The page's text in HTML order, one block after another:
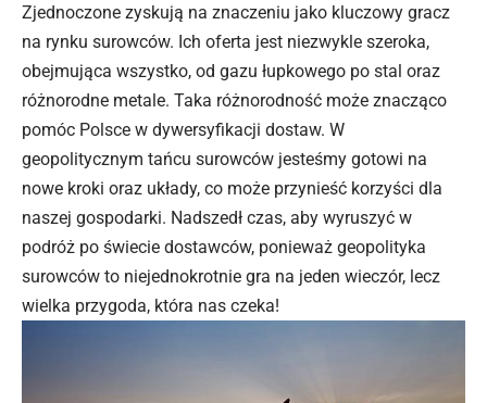
Zjednoczone zyskują na znaczeniu jako kluczowy gracz
na rynku surowców. Ich oferta jest niezwykle szeroka,
obejmująca wszystko, od gazu łupkowego po stal oraz
różnorodne metale. Taka różnorodność może znacząco
pomóc Polsce w dywersyfikacji dostaw. W
geopolitycznym tańcu surowców jesteśmy gotowi na
nowe kroki oraz układy, co może przynieść korzyści dla
naszej gospodarki. Nadszedł czas, aby wyruszyć w
podróż po świecie dostawców, ponieważ geopolityka
surowców to niejednokrotnie gra na jeden wieczór, lecz
wielka przygoda, która nas czeka!